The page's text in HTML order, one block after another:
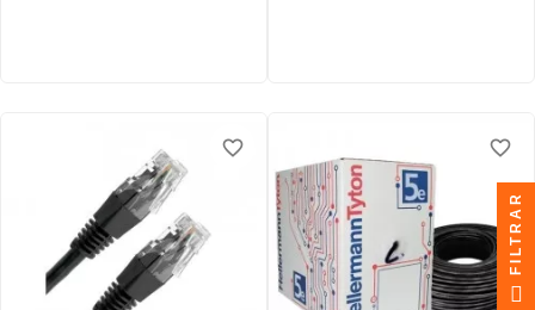
favorite_border
favorite_border favorite_border
favorite_border
FILTRAR